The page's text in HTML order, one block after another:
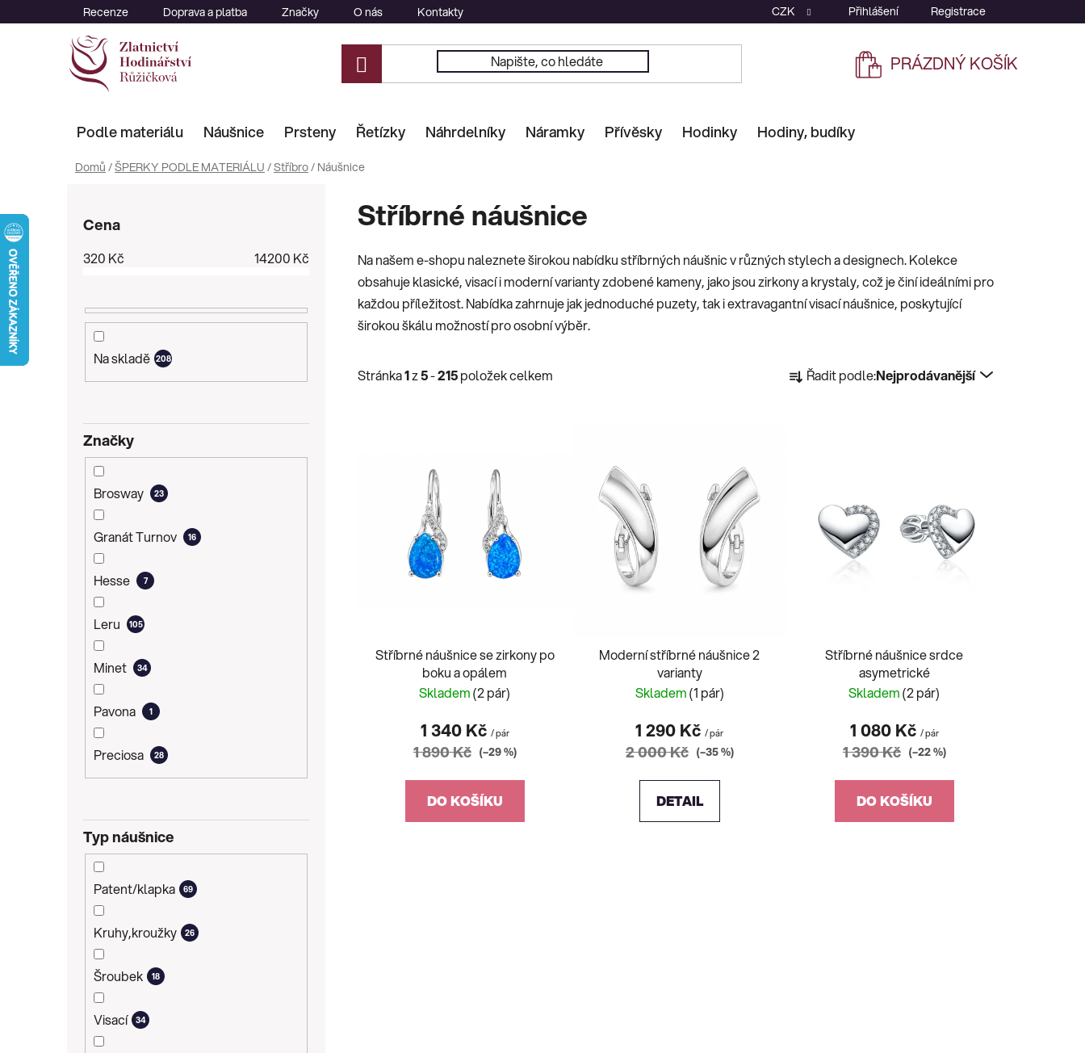
na
Recenze Doprava a platba Značky O nás Kontakty CZK Přihlášení Registrace
NÁKUPNÍ
PRÁZDNÝ KOŠÍK
Podle materiálu Náušnice Prsteny Řetízky Náhrdelníky Náramky Přívěsky Hodinky Hodiny, budíky
Domů /ŠPERKY PODLE MATERIÁLU /Stříbro/ Náušnice
Cena
320 Kč 14200 Kč
Na skladě 208
Značky
Brosway 23
Granát Turnov 16
Hesse 7
Leru 105
Minet 34
Pavona 1
Preciosa 28
Typ náušnice
Patent/klapka 69
Kruhy,kroužky 26
Šroubek 18
Visací 34
Stříbrné náušnice
Na našem e-shopu naleznete širokou nabídku stříbrných náušnic v různých stylech a designech. Kolekce
obsahuje klasické, visací i moderní varianty zdobené kameny, jako jsou zirkony a krystaly, což je činí ideálními pro
každou příležitost. Nabídka zahrnuje jak jednoduché puzety, tak i extravagantní visací náušnice, poskytující
širokou škálu možností pro osobní výběr.
Stránka1z5-215položek celkem a Řadit podle:Nejprodávanější
Stříbrné náušnice se zirkony po
boku a opálem
Skladem(2 pár)
1 340 Kč / pár
1 890 Kč (–29 %)
DO KOŠÍKU
Moderní stříbrné náušnice 2
varianty
Skladem(1 pár)
1 290 Kč/ pár
2 000 Kč (–35 %)
DETAIL
Stříbrné náušnice srdce
asymetrické
Skladem(2 pár)
1 080 Kč / pár
1 390 Kč (–22 %)
DO KOŠÍKU